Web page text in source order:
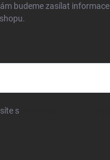
budeme zasílat
s